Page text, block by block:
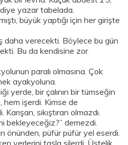
yazar tabelada.
büyük yaptığı için her girişte
daha verecekti. Böylece bu gün
Bu da kendisine zor
paralı olmasına. Çok
ayakyoluna.
yerde, bir çalının bir tümseğin
hem işerdi. Kimse de
sıkıştıran olmazdı.
bekleyeceğiz?” demezdi.
önünden, püfür püfür yel eserdi.